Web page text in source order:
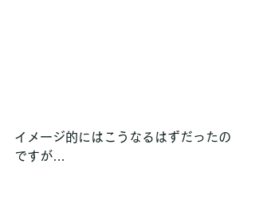
イメージ的にはこうなるはずだったの
ですが…